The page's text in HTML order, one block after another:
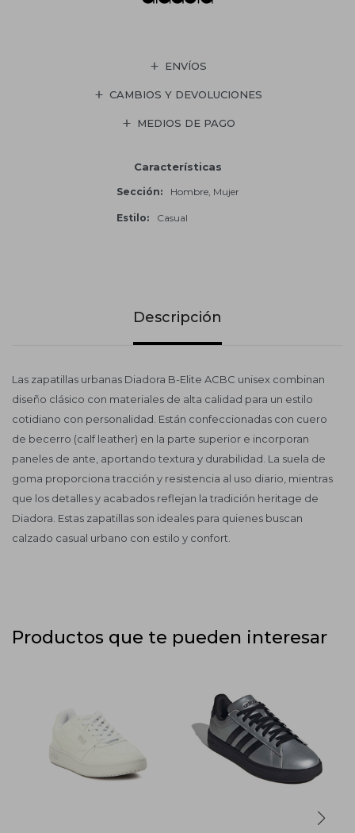
ENVÍOS
CAMBIOS Y DEVOLUCIONES
MEDIOS DE PAGO
Características
Sección Hombre, Mujer
Estilo Casual
Descripción
Las zapatillas urbanas Diadora B-Elite ACBC unisex combinan
diseño clásico con materiales de alta calidad para un estilo
cotidiano con personalidad. Están confeccionadas con cuero
de becerro (calf leather) en la parte superior e incorporan
paneles de ante, aportando textura y durabilidad. La suela de
goma proporciona tracción y resistencia al uso diario, mientras
que los detalles y acabados reflejan la tradición heritage de
Diadora. Estas zapatillas son ideales para quienes buscan
calzado casual urbano con estilo y confort.
Productos que te pueden interesar